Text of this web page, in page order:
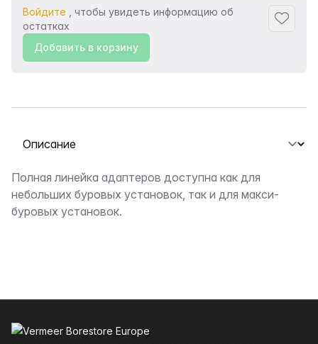
Войдите , чтобы увидеть информацию об
остатках
Добавить в корзину
Выберите вкладку
Описание
Полная линейка адаптеров доступна как для
небольших буровых установок, так и для макси-
буровых установок.